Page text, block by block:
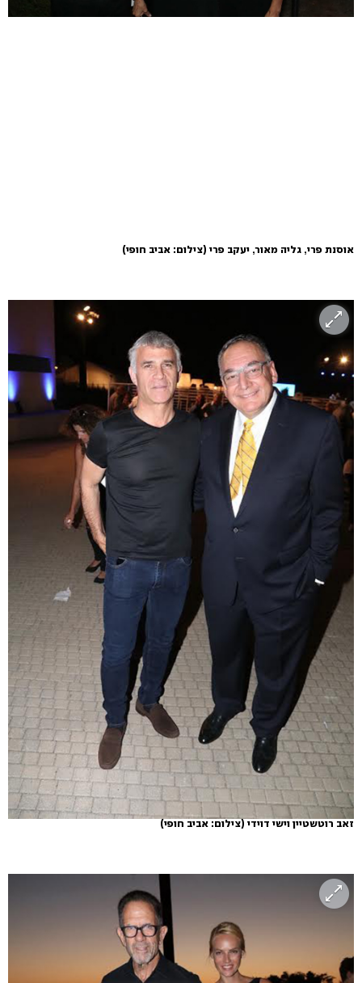
אוסנת פרי, גליה מאור, יעקב פרי (צילום: אביב חופי)
זאב רוטשטיין וישי דוידי (צילום: אביב חופי)